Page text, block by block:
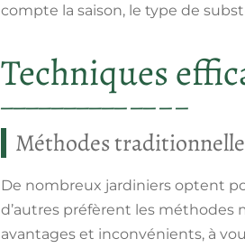
compte la saison, le type de
Techniques
Méthodes
De nombreux jardiniers optent
d’autres préfèrent les méthodes
avantages et inconvénients, à